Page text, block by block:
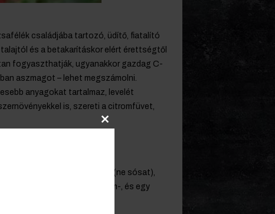
családjába tartozó, üdítő, fiatalító
és a betakarításkor elért érettségtől
fogyaszthatják, ugyanakkor gazdag C-
aszmagot – lehet megszámolni.
anyagokat tartalmaz, levelét
is, szereti a citromfüvet,
maréknyi pisztácia magot (ne sósat),
narancslikőrrel, fél citrom-, és egy
Close